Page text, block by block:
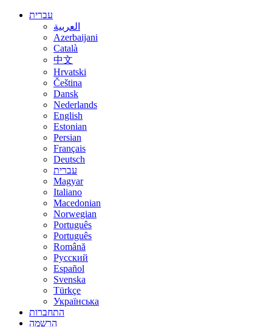
עברית
العربية
Azerbaijani
Català
中文
Hrvatski
Čeština
Dansk
Nederlands
English
Estonian
Persian
Français
Deutsch
עברית
Magyar
Italiano
Macedonian
Norwegian
Português
Português
Română
Русский
Español
Svenska
Türkçe
Українська
התחברות
הרשמה